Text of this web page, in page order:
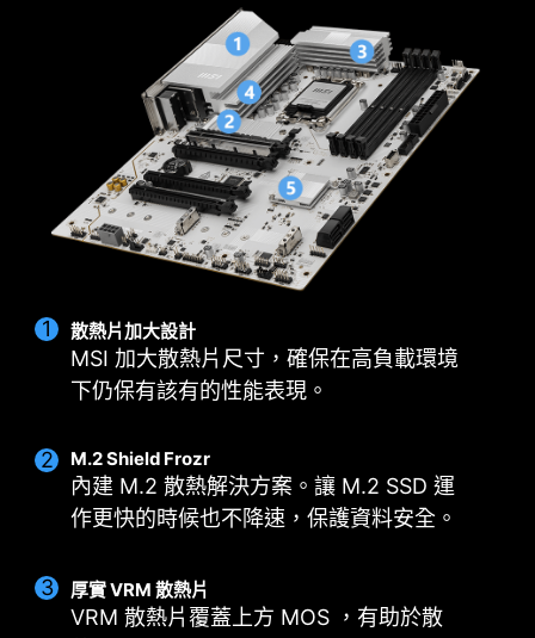
散熱片加大設計
MSI 加大散熱片尺寸，確保在高負載環境
下仍保有該有的性能表現。
M.2 Shield Frozr
內建 M.2 散熱解決方案。讓 M.2 SSD 運
作更快的時候也不降速，保護資料安全。
厚實 VRM 散熱片
VRM 散熱片覆蓋上方 MOS ，有助於散
排針配置在最佳的位置 (包含專用的水泵供電接
頭)，並可以連接 MSI 散熱器和機殼，進行整合同
步。
不論是系統風扇、PWM/DC 風扇還是幫浦…等，都
可自行調整，讓性能和噪音達到自己可以接受的平
衡點，只需一鍵即可輕鬆控制。
MULTIPLE PROFILES
SMART FAN &
MANUAL FAN
多情境設定
智能風扇和手動風扇
使用情境